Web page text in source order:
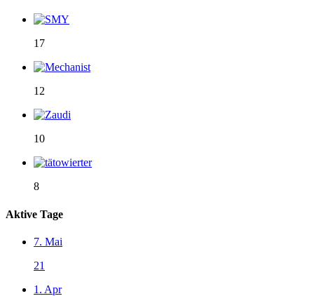
17
12
10
8
Aktive Tage
7. Mai
21
1. Apr